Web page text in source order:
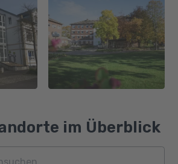
im Überblick